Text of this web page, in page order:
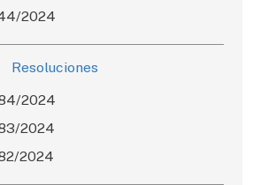
2024
Resoluciones
2024
2024
2024